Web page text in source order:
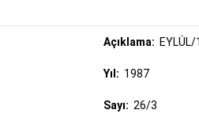
Açıklama:
Yıl: 1987
Sayı: 26/3